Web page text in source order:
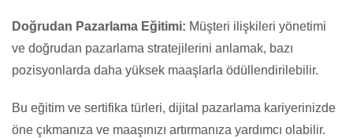
Doğrudan Pazarlama Eğitimi: Müşteri ilişkileri yönetimi
ve doğrudan pazarlama stratejilerini anlamak, bazı
pozisyonlarda daha yüksek maaşlarla ödüllendirilebilir.
Bu eğitim ve sertifika türleri, dijital pazarlama kariyerinizde
öne çıkmanıza ve maaşınızı artırmanıza yardımcı olabilir.